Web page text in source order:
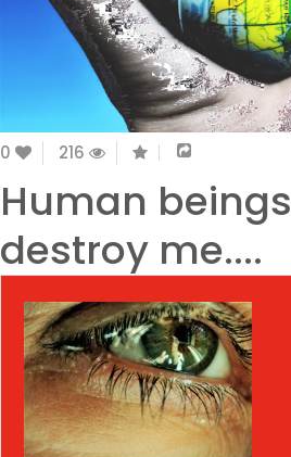
0 216
Human beings
destroy me....